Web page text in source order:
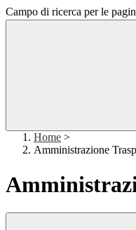
Campo di ricerca per le
Home >
Amministrazione